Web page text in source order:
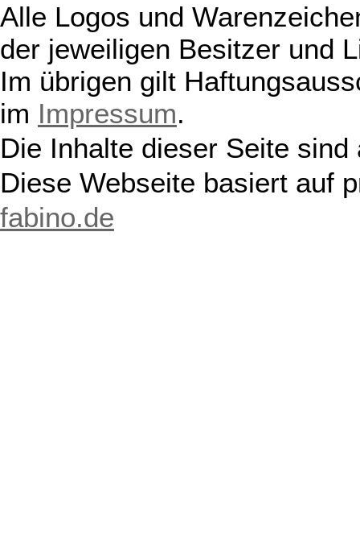
Alle Logos und
der jeweiligen Besitzer und
Im übrigen gilt
im Impressum.
Die Inhalte dieser Seite
Diese Webseite basiert auf
fabino.de